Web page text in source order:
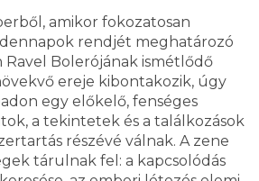
amikor fokozatosan
rendjét meghatározó
Ravel Bolerójának ismétlődő
ereje kibontakozik, úgy
egy előkelő, fenséges
a tekintetek és a találkozások
részévé válnak. A zene
tárulnak fel: a kapcsolódás